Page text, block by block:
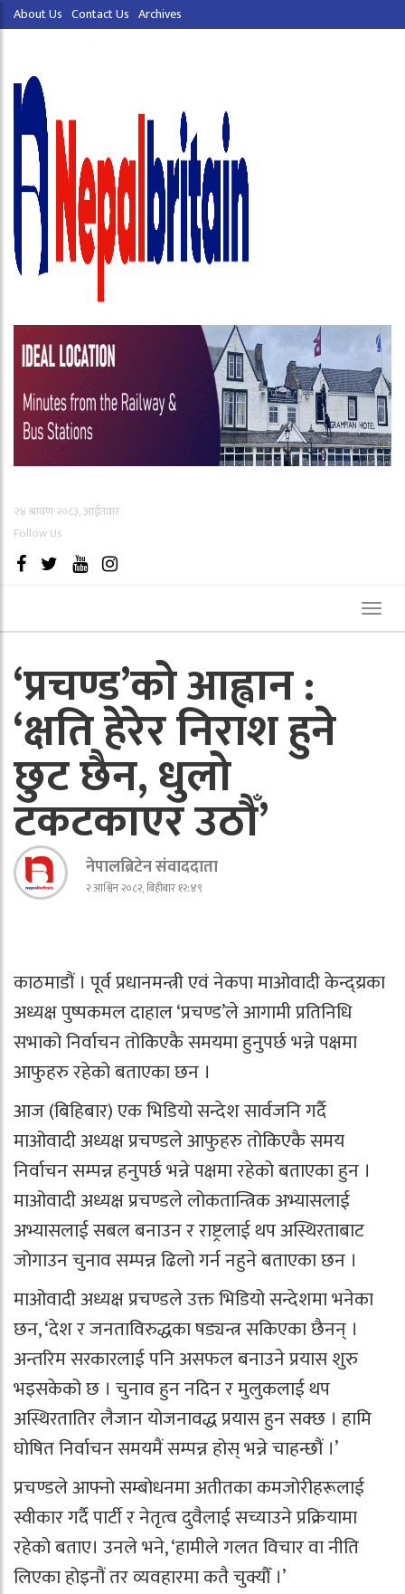
About Us Contact Us Archives
२४ श्रावण २०८३, आईतवार
Follow Us
‘प्रचण्ड’को आह्वान :
‘क्षति हेरेर निराश हुने
छुट छैन, धुलो
टकटकाएर उठौँ’
नेपालब्रिटेन संवाददाता
२ आश्विन २०८२, बिहीबार १२:४९
काठमाडौं । पूर्व प्रधानमन्त्री एवं नेकपा माओवादी केन्द्य्रका
अध्यक्ष पुष्पकमल दाहाल ‘प्रचण्ड’ले आगामी प्रतिनिधि
सभाको निर्वाचन तोकिएकै समयमा हुनुपर्छ भन्ने पक्षमा
आफुहरु रहेको बताएका छन ।
आज (बिहिबार) एक भिडियो सन्देश सार्वजनि गर्दै
माओवादी अध्यक्ष प्रचण्डले आफुहरु तोकिएकै समय
निर्वाचन सम्पन्न हनुपर्छ भन्ने पक्षमा रहेको बताएका हुन ।
माओवादी अध्यक्ष प्रचण्डले लोकतान्त्रिक अभ्यासलाई
अभ्यासलाई सबल बनाउन र राष्ट्रलाई थप अस्थिरताबाट
जोगाउन चुनाव सम्पन्न ढिलो गर्न नहुने बताएका छन ।
माओवादी अध्यक्ष प्रचण्डले उक्त भिडियो सन्देशमा भनेका
छन, ‘देश र जनताविरुद्धका षड्यन्त्र सकिएका छैनन् ।
अन्तरिम सरकारलाई पनि असफल बनाउने प्रयास शुरु
भइसकेको छ । चुनाव हुन नदिन र मुलुकलाई थप
अस्थिरतातिर लैजान योजनावद्ध प्रयास हुन सक्छ । हामि
घोषित निर्वाचन समयमैं सम्पन्न होस् भन्ने चाहन्छौं ।’
प्रचण्डले आफ्नो सम्बोधनमा अतीतका कमजोरीहरूलाई
स्वीकार गर्दै पार्टी र नेतृत्व दुवैलाई सच्याउने प्रक्रियामा
रहेको बताए। उनले भने, ‘हामीले गलत विचार वा नीति
लिएका होइनौं तर व्यवहारमा कतै चुक्यौँ ।’